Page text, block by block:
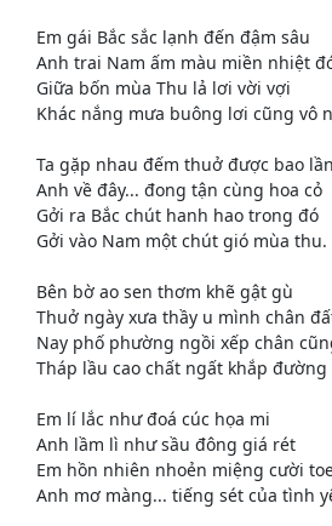
Em gái Bắc sắc lạnh đến đậm sâu
Anh trai Nam ấm màu miền nhiệt
Giữa bốn mùa Thu lả lơi vời vợi
Khác nắng mưa buông lơi cũng vô
Ta gặp nhau đếm thuở được bao lần
Anh về đây... đong tận cùng hoa cỏ
Gởi ra Bắc chút hanh hao trong đó
Gởi vào Nam một chút gió mùa thu.
Bên bờ ao sen thơm khẽ gật gù
Thuở ngày xưa thầy u mình chân
Nay phố phường ngồi xếp chân
Tháp lầu cao chất ngất khắp đường
Em lí lắc như đoá cúc họa mi
Anh lầm lì như sầu đông giá rét
Em hồn nhiên nhoẻn miệng cười
Anh mơ màng... tiếng sét của tình